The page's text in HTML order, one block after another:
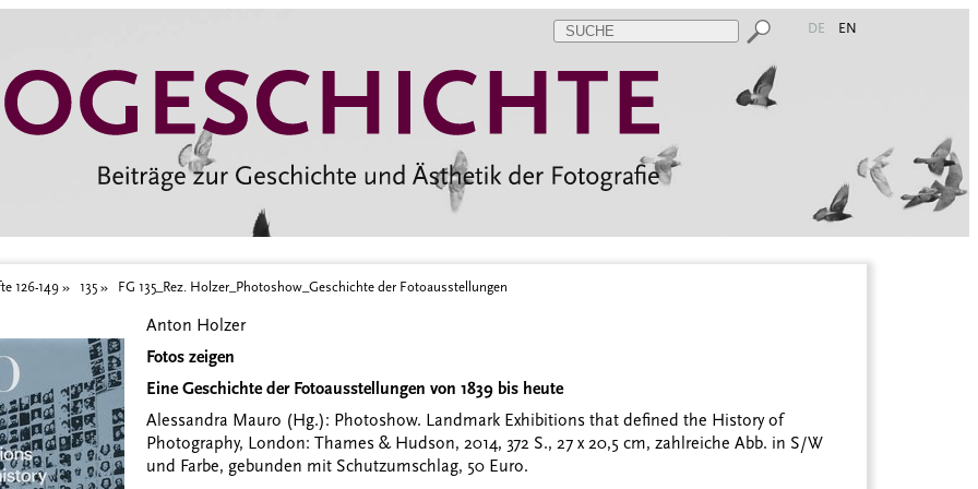
DE EN
126-149 135 FG 135_Rez. Holzer_Photoshow_Geschichte der Fotoausstellungen
Anton Holzer
Fotos zeigen
Eine Geschichte der Fotoausstellungen von 1839 bis heute
Alessandra Mauro (Hg.): Photoshow. Landmark Exhibitions that defined the History of
Photography, London: Thames & Hudson, 2014, 372 S., 27 x 20,5 cm, zahlreiche Abb. in S/W
und Farbe, gebunden mit Schutzumschlag, 50 Euro.